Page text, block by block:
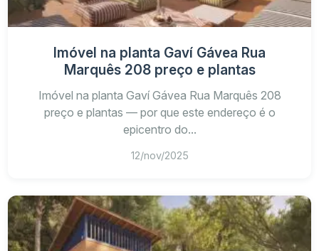
Imóvel na planta Gaví Gávea Rua
Marquês 208 preço e plantas
Imóvel na planta Gaví Gávea Rua Marquês 208
preço e plantas — por que este endereço é o
epicentro do...
12/nov/2025